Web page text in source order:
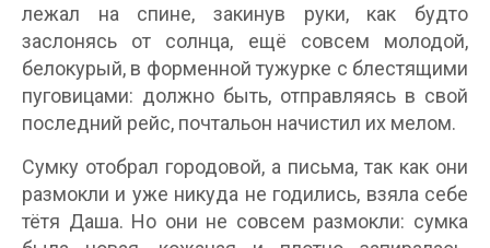
лежал на спине, закинув руки, как будто
заслонясь от солнца, ещё совсем молодой,
белокурый, в форменной тужурке с блестящими
пуговицами: должно быть, отправляясь в свой
последний рейс, почтальон начистил их мелом.
Сумку отобрал городовой, а письма, так как они
размокли и уже никуда не годились, взяла себе
тётя Даша. Но они не совсем размокли: сумка